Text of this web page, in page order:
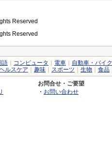
Reserved
Reserved
語 コンピュータ 電車 自動車・バイク
ルスケア 趣味 スポーツ 生物 食品
お問合せ・ご要望
・ お問い合わせ